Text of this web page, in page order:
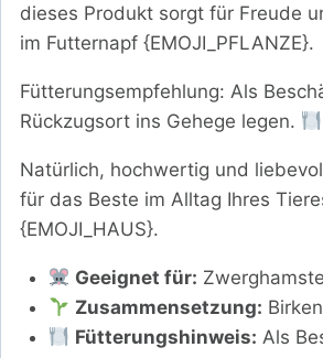
dieses Produkt sorgt für Freude
im Futternapf {EMOJI_PFLANZE}.
Fütterungsempfehlung: Als
Rückzugsort ins Gehege legen.
Natürlich, hochwertig und
für das Beste im Alltag Ihres
{EMOJI_HAUS}.
Geeignet für:
Zusammensetzung:
Fütterungshinweis: Als